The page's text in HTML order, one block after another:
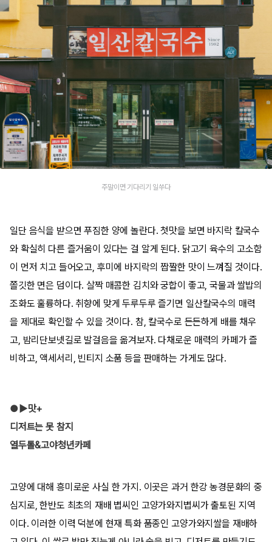
주말이면 기다리기 일쑤다
일단 음식을 받으면 푸짐한 양에 놀란다. 첫맛을 보면 바지락 칼국수
와 확실히 다른 즐거움이 있다는 걸 알게 된다. 닭고기 육수의 고소함
이 먼저 치고 들어오고, 후미에 바지락의 짭짤한 맛이 느껴질 것이다.
쫄깃한 면은 덤이다. 살짝 매콤한 김치와 궁합이 좋고, 국물과 쌀밥의
조화도 훌륭하다. 취향에 맞게 두루두루 즐기면 일산칼국수의 매력
을 제대로 확인할 수 있을 것이다. 참, 칼국수로 든든하게 배를 채우
고, 밤리단보넷길로 발걸음을 옮겨보자. 다채로운 매력의 카페가 즐
비하고, 액세서리, 빈티지 소품 등을 판매하는 가게도 많다.
●▶맛+
디저트는 못 참지
열두톨&고야청년카페
고양에 대해 흥미로운 사실 한 가지. 이곳은 과거 한강 농경문화의 중
심지로, 한반도 최초의 재배 볍씨인 고양가와지볍씨가 출토된 지역
이다. 이러한 이력 덕분에 현재 특화 품종인 고양가와지쌀을 재배하